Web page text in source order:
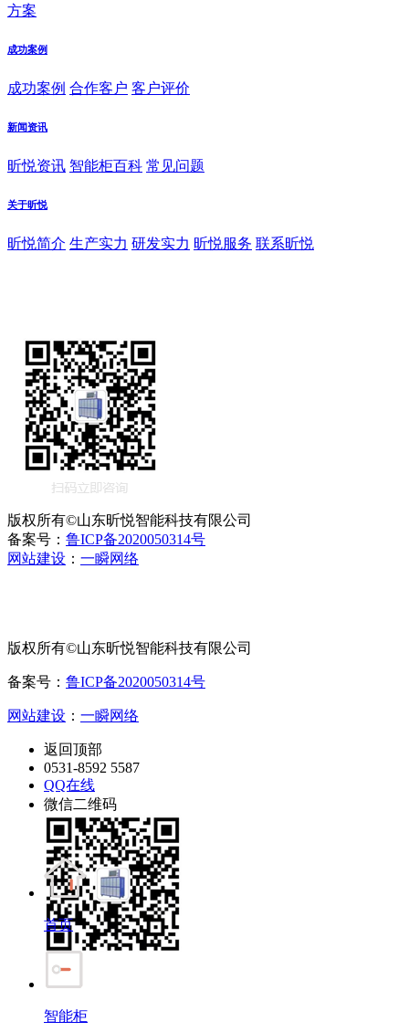
方案
成功案例
成功案例 合作客户 客户评价
新闻资讯
昕悦资讯 智能柜百科 常见问题
关于昕悦
昕悦简介 生产实力 研发实力 昕悦服务 联系昕悦
版权所有©山东昕悦智能科技有限公司
备案号： 鲁ICP备2020050314号
网站建设 ： 一瞬网络
版权所有©山东昕悦智能科技有限公司
备案号： 鲁ICP备2020050314号
网站建设 ： 一瞬网络
返回顶部
0531-8592 5587
QQ在线
微信二维码
首页
智能柜